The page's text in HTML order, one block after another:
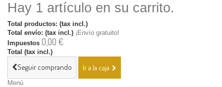
Hay 1 artículo en su carrito.
Total productos: (tax incl.)
Total envío: (tax incl.) ¡Envío gratuito!
Impuestos 0,00 €
Total (tax incl.)
Seguir comprando Ir a la caja
Menú